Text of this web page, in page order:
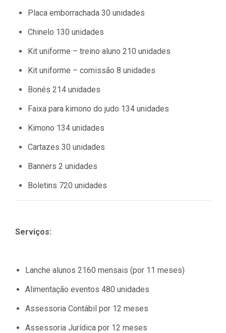
Placa emborrachada 30 unidades
Chinelo 130 unidades
Kit uniforme – treino aluno 210 unidades
Kit uniforme – comissão 8 unidades
Bonés 214 unidades
Faixa para kimono do judo 134 unidades
Kimono 134 unidades
Cartazes 30 unidades
Banners 2 unidades
Boletins 720 unidades
Serviços:
Lanche alunos 2160 mensais (por 11 meses)
Alimentação eventos 480 unidades
Assessoria Contábil por 12 meses
Assessoria Jurídica por 12 meses